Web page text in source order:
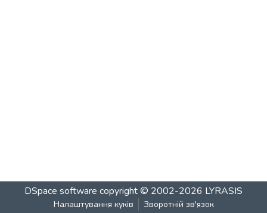
DSpace software copyright © 2002-2026 LYRASIS
Налаштування куків Зворотній зв'язок